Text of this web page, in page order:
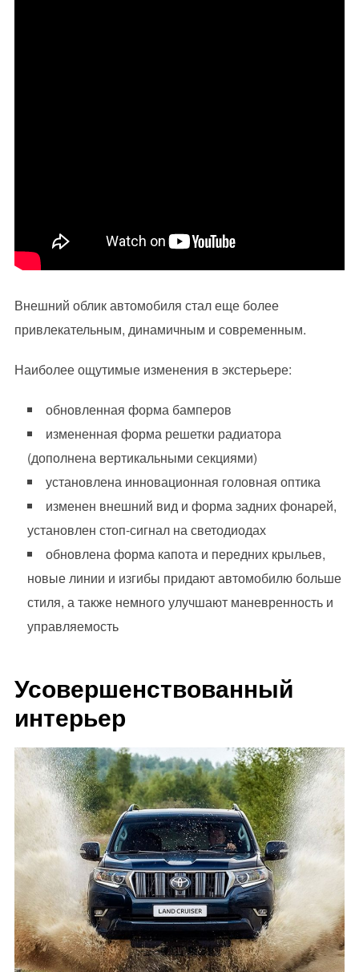
Внешний облик автомобиля стал еще более
привлекательным, динамичным и современным.
Наиболее ощутимые изменения в экстерьере:
обновленная форма бамперов
измененная форма решетки радиатора
(дополнена вертикальными секциями)
установлена инновационная головная оптика
изменен внешний вид и форма задних фонарей,
установлен стоп-сигнал на светодиодах
обновлена форма капота и передних крыльев,
новые линии и изгибы придают автомобилю больше
стиля, а также немного улучшают маневренность и
управляемость
Усовершенствованный
интерьер